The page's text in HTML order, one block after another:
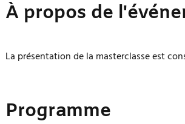
À propos de
La présentation de la masterclasse est
Programme